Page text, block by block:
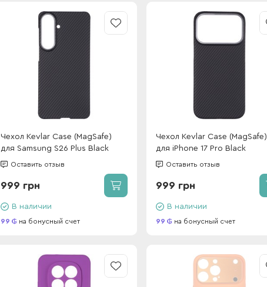
Чехол Kevlar Case (MagSafe)
для Samsung S26 Plus Black
Оставить отзыв
999 грн
В наличии
99 на бонусный счет
Чехол Kevlar Case (MagSafe)
для iPhone 17 Pro Black
Оставить отзыв
999 грн
В наличии
99 на бонусный счет